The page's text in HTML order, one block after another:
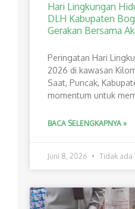
Hari Lingkungan
DLH Kabupaten
Gerakan Bersama
Peringatan Hari
2026 di kawasan
Saat, Puncak,
momentum untuk
BACA SELENGKAPNYA »
Juni 8, 2026 Tidak ada